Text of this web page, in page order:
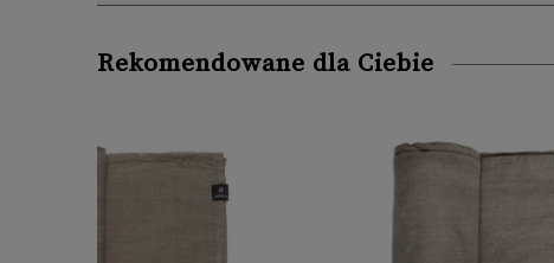
Rekomendowane dla Ciebie